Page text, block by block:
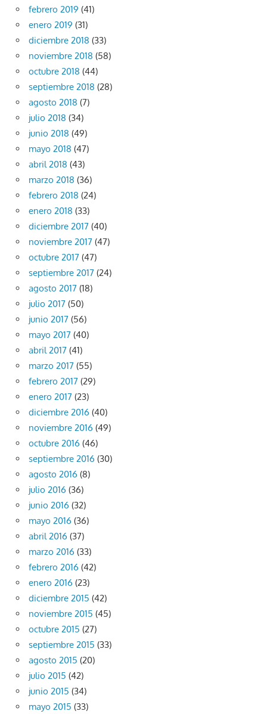
febrero 2019 (41)
enero 2019 (31)
diciembre 2018 (33)
noviembre 2018 (58)
octubre 2018 (44)
septiembre 2018 (28)
agosto 2018 (7)
julio 2018 (34)
junio 2018 (49)
mayo 2018 (47)
abril 2018 (43)
marzo 2018 (36)
febrero 2018 (24)
enero 2018 (33)
diciembre 2017 (40)
noviembre 2017 (47)
octubre 2017 (47)
septiembre 2017 (24)
agosto 2017 (18)
julio 2017 (50)
junio 2017 (56)
mayo 2017 (40)
abril 2017 (41)
marzo 2017 (55)
febrero 2017 (29)
enero 2017 (23)
diciembre 2016 (40)
noviembre 2016 (49)
octubre 2016 (46)
septiembre 2016 (30)
agosto 2016 (8)
julio 2016 (36)
junio 2016 (32)
mayo 2016 (36)
abril 2016 (37)
marzo 2016 (33)
febrero 2016 (42)
enero 2016 (23)
diciembre 2015 (42)
noviembre 2015 (45)
octubre 2015 (27)
septiembre 2015 (33)
agosto 2015 (20)
julio 2015 (42)
junio 2015 (34)
mayo 2015 (33)